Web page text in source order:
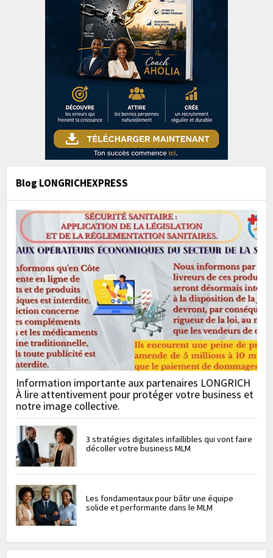
Blog LONGRICHEXPRESS
Information importante aux partenaires LONGRICH
À lire attentivement pour protéger votre business et
notre image collective.
3 stratégies digitales infaillibles qui vont faire
décoller votre business MLM
Les fondamentaux pour bâtir une équipe
solide et performante dans le MLM